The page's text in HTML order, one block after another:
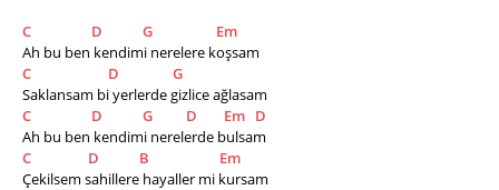
C D G
Em
Ah bu ben kendimi nerelere koşsam
C
D
G
Saklansam bi yerlerde gizlice ağlasam
C
D G D Em D
Ah bu ben kendimi nerelerde bulsam
C
D B
Em
Çekilsem sahillere hayaller mi kursam